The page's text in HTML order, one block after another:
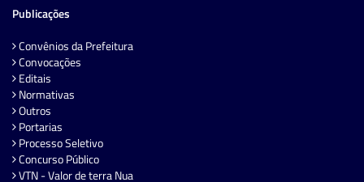
Publicações
Convênios da Prefeitura
Convocações
Editais
Normativas
Outros
Portarias
Processo Seletivo
Concurso Público
VTN - Valor de terra Nua